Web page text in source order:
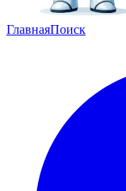
ГлавнаяПоиск